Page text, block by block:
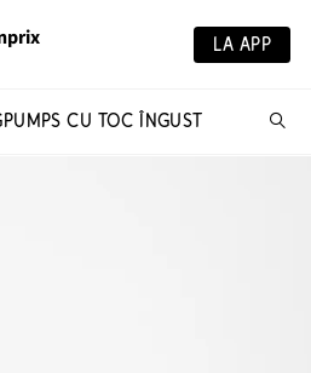
LA APP
CU TOC ÎNGUST